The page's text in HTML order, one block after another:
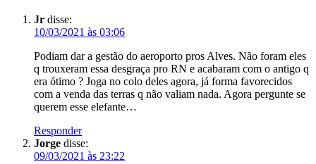
Jr disse:
10/03/2021 às 03:06
Podiam dar a gestão do aeroporto pros Alves. Não foram eles
q trouxeram essa desgraça pro RN e acabaram com o antigo q
era ótimo ? Joga no colo deles agora, já forma favorecidos
com a venda das terras q não valiam nada. Agora pergunte se
querem esse elefante…
Responder
Jorge disse:
09/03/2021 às 23:22